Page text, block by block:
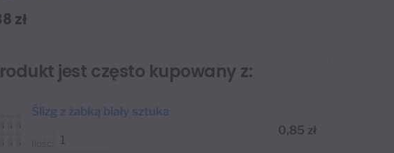
zł
jest często kupowany z:
Ślizg z żabką biały sztuka
0,85 zł